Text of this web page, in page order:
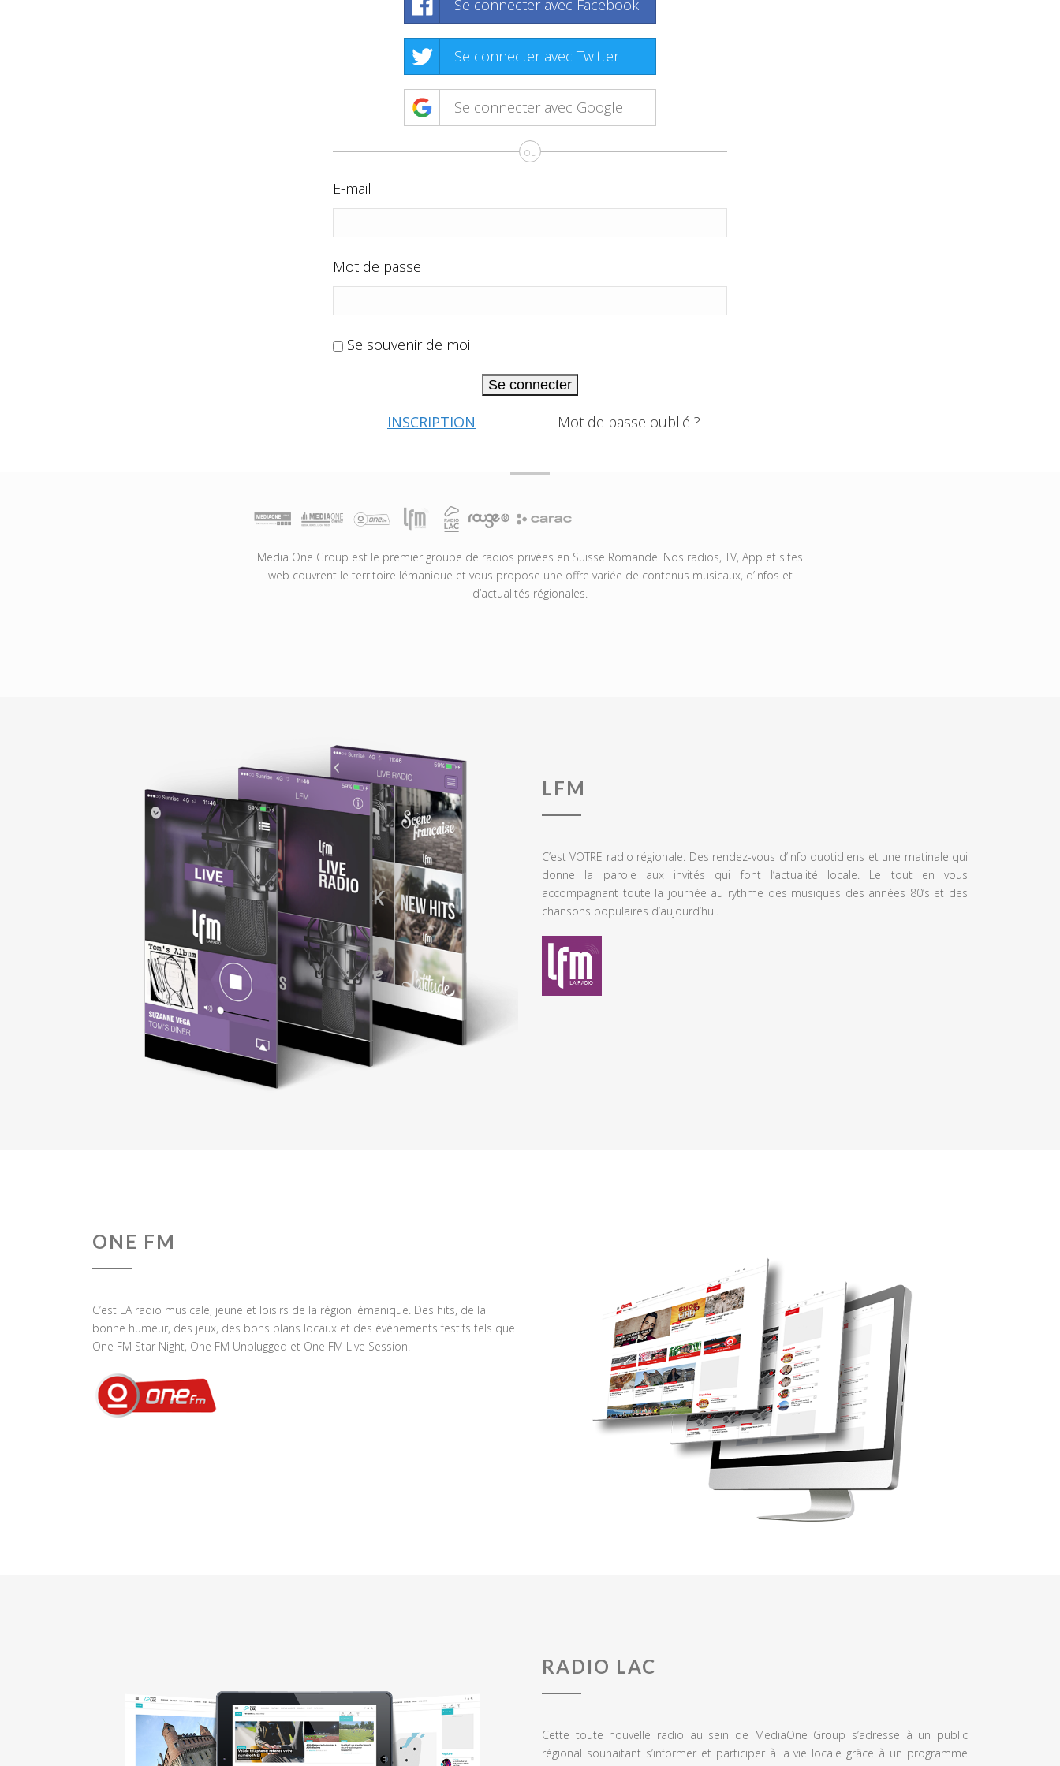
Se connecter avec Facebook
Se connecter avec Twitter
Se connecter avec Google
ou
E-mail
Mot de passe
Se souvenir de moi
Se connecter
INSCRIPTION Mot de passe oublié ?
Media One Group est le premier groupe de radios privées en Suisse Romande. Nos radios, TV, App et sites
web couvrent le territoire lémanique et vous propose une offre variée de contenus musicaux, d’infos et
d’actualités régionales.
LFM
C’est VOTRE radio régionale. Des rendez-vous d’info quotidiens et une matinale qui
donne la parole aux invités qui font l’actualité locale. Le tout en vous
accompagnant toute la journée au rythme des musiques des années 80’s et des
chansons populaires d’aujourd’hui.
ONE FM
C’est LA radio musicale, jeune et loisirs de la région lémanique. Des hits, de la
bonne humeur, des jeux, des bons plans locaux et des événements festifs tels que
One FM Star Night, One FM Unplugged et One FM Live Session.
RADIO LAC
Cette toute nouvelle radio au sein de MediaOne Group s’adresse à un public
régional souhaitant s’informer et participer à la vie locale grâce à un programme